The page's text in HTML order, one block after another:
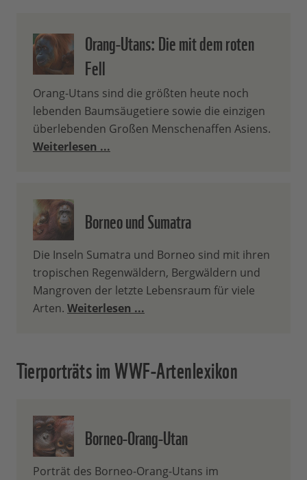
Orang-Utans: Die mit dem roten
Fell
Orang-Utans sind die größten heute noch
lebenden Baumsäugetiere sowie die einzigen
überlebenden Großen Menschenaffen Asiens.
Weiterlesen ...
Borneo und Sumatra
Die Inseln Sumatra und Borneo sind mit ihren
tropischen Regenwäldern, Bergwäldern und
Mangroven der letzte Lebensraum für viele
Arten. Weiterlesen ...
Tierporträts im WWF-Artenlexikon
Borneo-Orang-Utan
Porträt des Borneo-Orang-Utans im